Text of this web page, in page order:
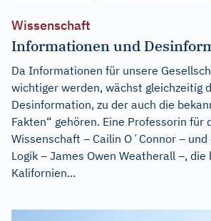
Wissenschaft
Informationen und
Da Informationen für unsere
wichtiger werden, wächst gleichzeitig
Desinformation, zu der auch die
Fakten“ gehören. Eine Professorin für
Wissenschaft – Cailin O´Connor –
Logik – James Owen Weatherall –, die
Kalifornien...